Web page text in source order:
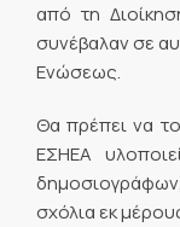
από τη
συνέβαλαν σε
Ενώσεως.
Θα πρέπει να
ΕΣΗΕΑ
σχόλια εκ